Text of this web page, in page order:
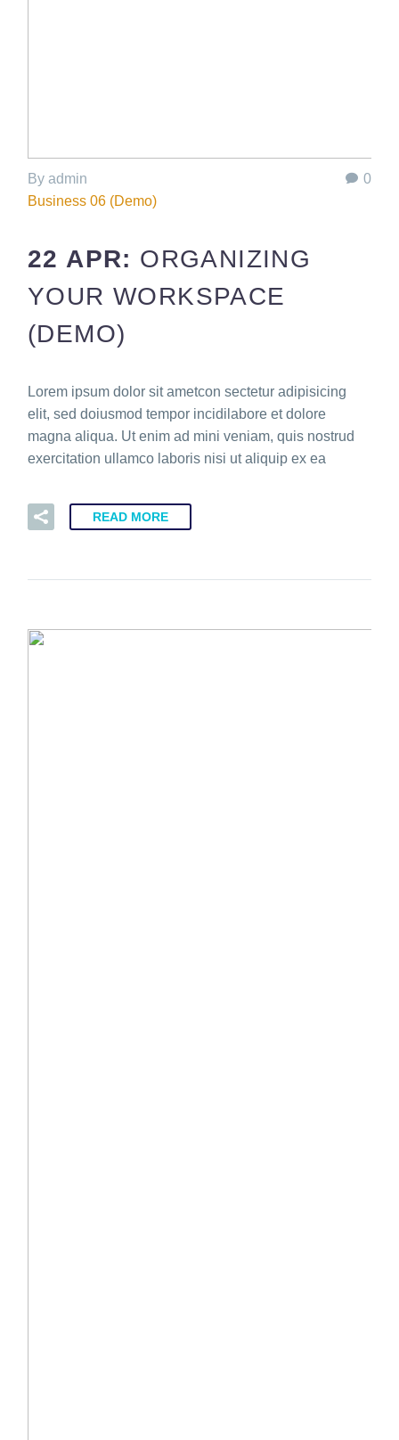
0
By admin
Business 06 (Demo)
22 APR: ORGANIZING
YOUR WORKSPACE
(DEMO)
Lorem ipsum dolor sit ametcon sectetur adipisicing
elit, sed doiusmod tempor incidilabore et dolore
magna aliqua. Ut enim ad mini veniam, quis nostrud
exercitation ullamco laboris nisi ut aliquip ex ea
READ MORE